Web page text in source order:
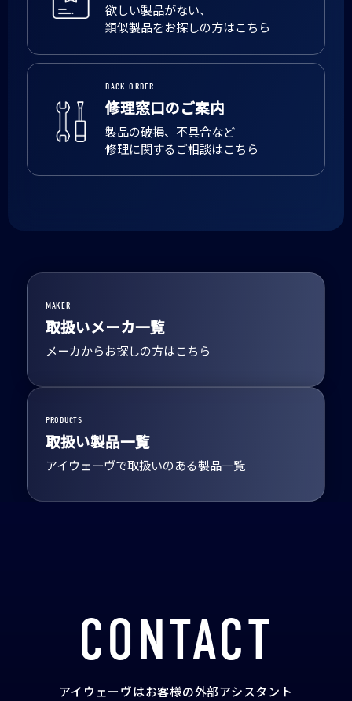
欲しい製品がない、
類似製品をお探しの方はこちら
BACK ORDER
修理窓口のご案内
製品の破損、不具合など
修理に関するご相談はこちら
MAKER
取扱いメーカ一覧
メーカからお探しの方はこちら
PRODUCTS
取扱い製品一覧
アイウェーヴで取扱いのある製品一覧
CONTACT
アイウェーヴはお客様の外部アシスタント